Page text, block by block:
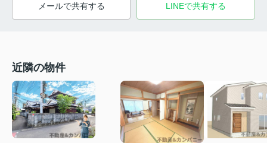
メールで共有する LINEで共有する
近隣の物件